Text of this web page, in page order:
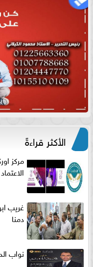
الأكثر قراءةً
مركز
غريب
دمنا
نواب